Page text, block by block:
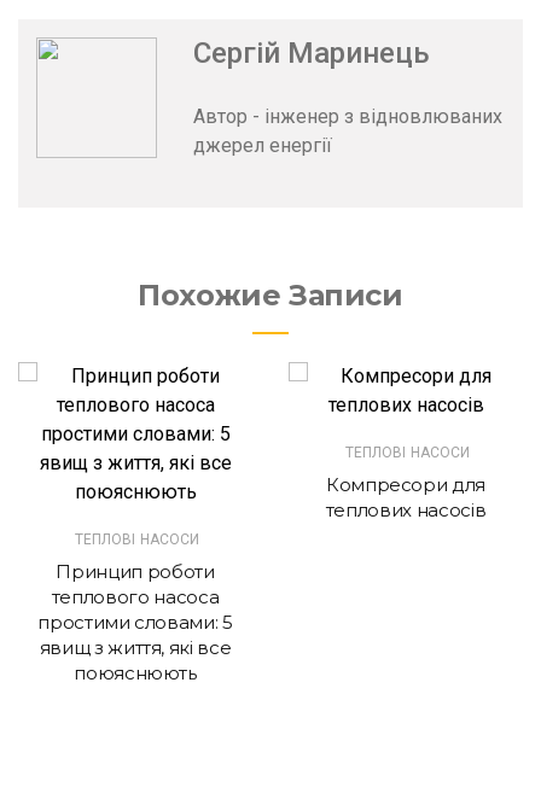
Сергій Маринець
Автор - інженер з відновлюваних
джерел енергії
Похожие Записи
ТЕПЛОВІ НАСОСИ
Принцип роботи
теплового насоса
простими словами: 5
явищ з життя, які все
поюяснюють
ТЕПЛОВІ НАСОСИ
Компресори для
теплових насосів